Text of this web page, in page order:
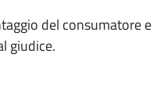
del consumatore e
giudice.